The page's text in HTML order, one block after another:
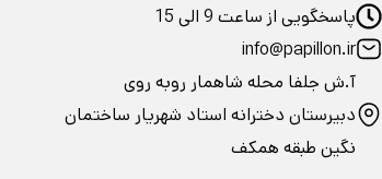
پاسخگویی از ساعت 9 الی 15
info@papillon.ir
آ.ش جلفا محله شاهمار روبه روی
دبیرستان دخترانه استاد شهریار ساختمان
نگین طبقه همکف